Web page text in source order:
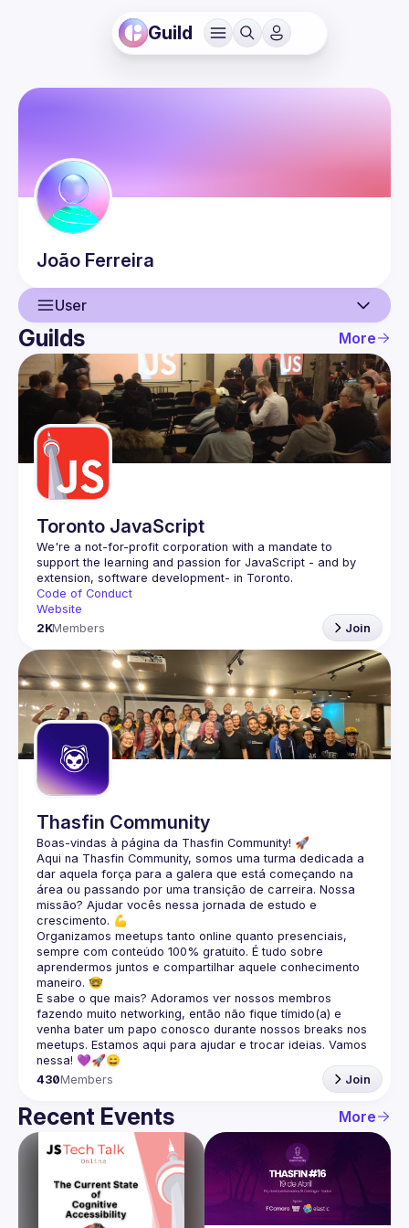
Guild
João Ferreira
User
User
Events
Guilds
Guilds More
Toronto JavaScript
We're a not-for-profit corporation with a mandate to
support the learning and passion for JavaScript - and by
Code of Conduct
Website
2KMembers Join
Thasfin Community
Boas-vindas à página da Thasfin Community! 🚀
Aqui na Thasfin Community, somos uma turma dedicada a
dar aquela força para a galera que está começando na
área ou passando por uma transição de carreira. Nossa
missão? Ajudar vocês nessa jornada de estudo e
crescimento. 💪
Organizamos meetups tanto online quanto presenciais,
sempre com conteúdo 100% gratuito. É tudo sobre
aprendermos juntos e compartilhar aquele conhecimento
maneiro. 🤓
E sabe o que mais? Adoramos ver nossos membros
fazendo muito networking, então não fique tímido(a) e
venha bater um papo conosco durante nossos breaks nos
meetups. Estamos aqui para ajudar e trocar ideias. Vamos
nessa! 💜🚀😄
430Members Join
Recent Events More